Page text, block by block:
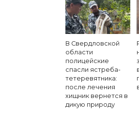
В Свердловской
области
полицейские
спасли ястреба-
тетеревятника:
после лечения
хищник вернется в
дикую природу